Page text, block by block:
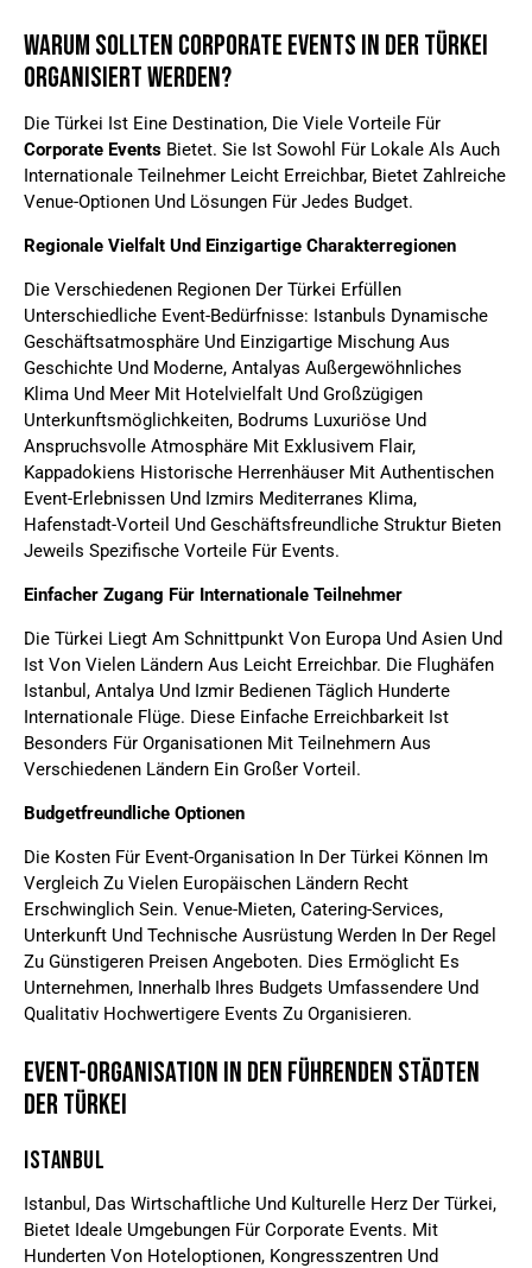
Warum Sollten Corporate Events In Der Türkei
Organisiert Werden?
Die Türkei Ist Eine Destination, Die Viele Vorteile Für
Corporate Events Bietet. Sie Ist Sowohl Für Lokale Als Auch
Internationale Teilnehmer Leicht Erreichbar, Bietet Zahlreiche
Venue-Optionen Und Lösungen Für Jedes Budget.
Regionale Vielfalt Und Einzigartige Charakterregionen
Die Verschiedenen Regionen Der Türkei Erfüllen
Unterschiedliche Event-Bedürfnisse: Istanbuls Dynamische
Geschäftsatmosphäre Und Einzigartige Mischung Aus
Geschichte Und Moderne, Antalyas Außergewöhnliches
Klima Und Meer Mit Hotelvielfalt Und Großzügigen
Unterkunftsmöglichkeiten, Bodrums Luxuriöse Und
Anspruchsvolle Atmosphäre Mit Exklusivem Flair,
Kappadokiens Historische Herrenhäuser Mit Authentischen
Event-Erlebnissen Und Izmirs Mediterranes Klima,
Hafenstadt-Vorteil Und Geschäftsfreundliche Struktur Bieten
Jeweils Spezifische Vorteile Für Events.
Einfacher Zugang Für Internationale Teilnehmer
Die Türkei Liegt Am Schnittpunkt Von Europa Und Asien Und
Ist Von Vielen Ländern Aus Leicht Erreichbar. Die Flughäfen
Istanbul, Antalya Und Izmir Bedienen Täglich Hunderte
Internationale Flüge. Diese Einfache Erreichbarkeit Ist
Besonders Für Organisationen Mit Teilnehmern Aus
Verschiedenen Ländern Ein Großer Vorteil.
Budgetfreundliche Optionen
Die Kosten Für Event-Organisation In Der Türkei Können Im
Vergleich Zu Vielen Europäischen Ländern Recht
Erschwinglich Sein. Venue-Mieten, Catering-Services,
Unterkunft Und Technische Ausrüstung Werden In Der Regel
Zu Günstigeren Preisen Angeboten. Dies Ermöglicht Es
Unternehmen, Innerhalb Ihres Budgets Umfassendere Und
Qualitativ Hochwertigere Events Zu Organisieren.
Event-Organisation In Den Führenden Städten
Der Türkei
Istanbul
Istanbul, Das Wirtschaftliche Und Kulturelle Herz Der Türkei,
Bietet Ideale Umgebungen Für Corporate Events. Mit
Hunderten Von Hoteloptionen, Kongresszentren Und